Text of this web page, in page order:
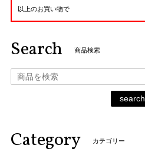
以上のお買い物で
Search 商品検索
search
Category カテゴリー